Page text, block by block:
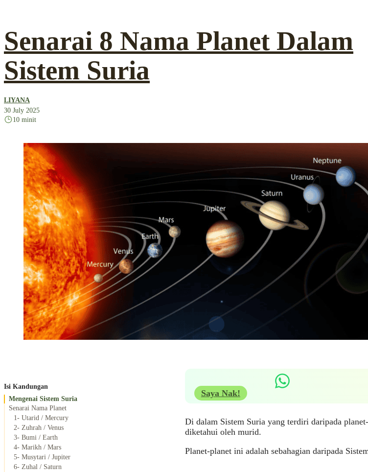
Senarai 8 Nama Planet Dalam
Sistem Suria
LIYANA
30 July 2025
10 minit
Isi Kandungan
Mengenai Sistem Suria
Senarai Nama Planet
1- Utarid / Mercury
2- Zuhrah / Venus
3- Bumi / Earth
4- Marikh / Mars
5- Musytari / Jupiter
6- Zuhal / Saturn
Saya Nak!
Di dalam Sistem Suria yang terdiri daripada
diketahui oleh murid.
Planet-planet ini adalah sebahagian daripada